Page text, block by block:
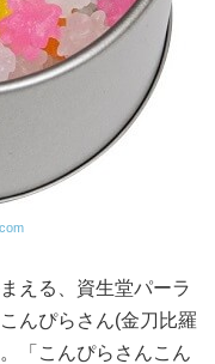
える、資生堂パーラ
んぴらさん(金刀比羅
「こんぴらさんこん